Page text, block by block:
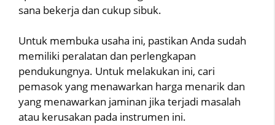
sana bekerja dan cukup sibuk.
Untuk membuka usaha ini, pastikan Anda sudah
memiliki peralatan dan perlengkapan
pendukungnya. Untuk melakukan ini, cari
pemasok yang menawarkan harga menarik dan
yang menawarkan jaminan jika terjadi masalah
atau kerusakan pada instrumen ini.